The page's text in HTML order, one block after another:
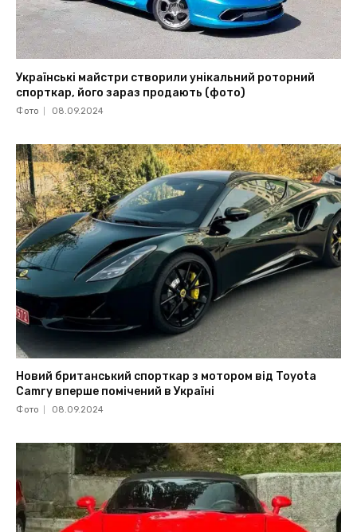
Українські майстри створили унікальний роторний
спорткар, його зараз продають (фото)
Фото 08.09.2024
Новий британський спорткар з мотором від Toyota
Camry вперше помічений в Україні
Фото 08.09.2024